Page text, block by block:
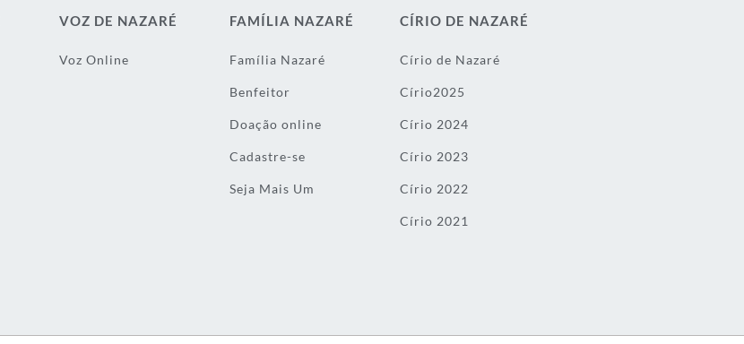
VOZ DE NAZARÉ
Voz Online
FAMÍLIA NAZARÉ
Família Nazaré
Benfeitor
Doação online
Cadastre-se
Seja Mais Um
CÍRIO DE NAZARÉ
Círio de Nazaré
Círio2025
Círio 2024
Círio 2023
Círio 2022
Círio 2021